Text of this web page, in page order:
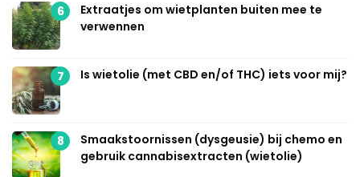
6
Extraatjes om wietplanten buiten mee te
verwennen
7 Is wietolie (met CBD en/of THC) iets voor mij?
8
Smaakstoornissen (dysgeusie) bij chemo en
gebruik cannabisextracten (wietolie)